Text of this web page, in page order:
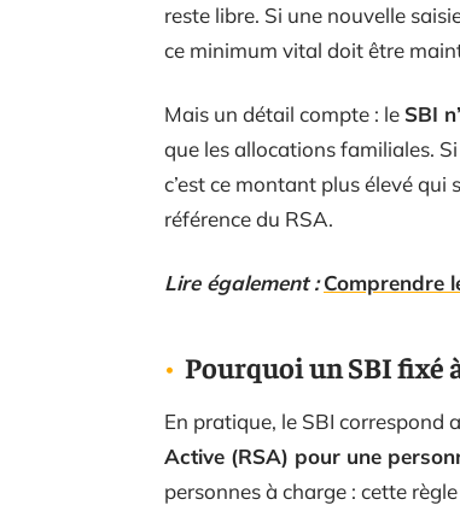
reste libre. Si une nouvelle
ce minimum vital doit être
Mais un détail compte : le SBI
que les allocations familiales.
c’est ce montant plus élevé
référence du RSA.
Lire également : Comprendre
Pourquoi un SBI fixé à
En pratique, le SBI correspond
Active (RSA) pour une
personnes à charge : cette